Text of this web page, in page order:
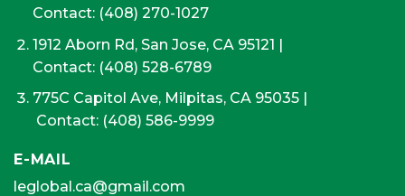
Contact: (408) 270-1027
1912 Aborn Rd, San Jose, CA 95121 |
Contact: (408) 528-6789
775C Capitol Ave, Milpitas, CA 95035|
Contact: (408) 586-9999
E-MAIL
leglobal.ca@gmail.com